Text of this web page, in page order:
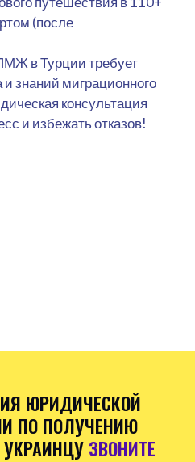
(после
в Турции требует
знаний миграционного
консультация
и избежать отказов!
ЮРИДИЧЕСКОЙ
ПО ПОЛУЧЕНИЮ
ЗВОНИТЕ